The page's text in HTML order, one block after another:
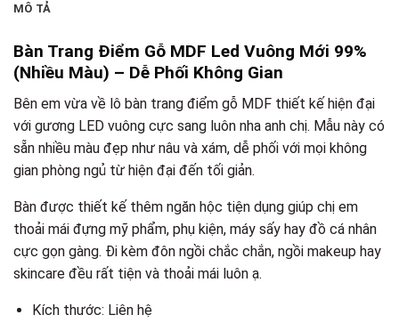
MÔ TẢ
Bàn Trang Điểm Gỗ MDF Led Vuông Mới 99%
(Nhiều Màu) – Dễ Phối Không Gian
Bên em vừa về lô bàn trang điểm gỗ MDF thiết kế hiện đại
với gương LED vuông cực sang luôn nha anh chị. Mẫu này có
sẵn nhiều màu đẹp như nâu và xám, dễ phối với mọi không
gian phòng ngủ từ hiện đại đến tối giản.
Bàn được thiết kế thêm ngăn hộc tiện dụng giúp chị em
thoải mái đựng mỹ phẩm, phụ kiện, máy sấy hay đồ cá nhân
cực gọn gàng. Đi kèm đôn ngồi chắc chắn, ngồi makeup hay
skincare đều rất tiện và thoải mái luôn ạ.
Kích thước: Liên hệ